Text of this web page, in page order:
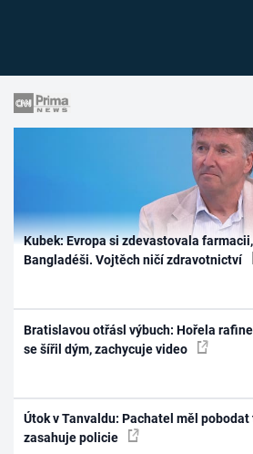
Kubek: Evropa si zdevastovala
Bangladéši. Vojtěch ničí zdravotnictví
Bratislavou otřásl výbuch: Hořela
se šířil dým, zachycuje video
Útok v Tanvaldu: Pachatel měl
zasahuje policie